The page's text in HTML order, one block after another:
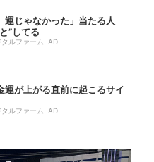
運じゃなかった」当たる人
”してる
タルファーム AD
運が上がる直前に起こるサイ
タルファーム AD